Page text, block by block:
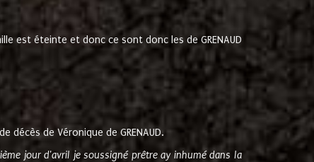
est éteinte et donc ce sont donc les de GRENAUD
décès de Véronique de GRENAUD.
jour d'avril je soussigné prêtre ay inhumé dans la